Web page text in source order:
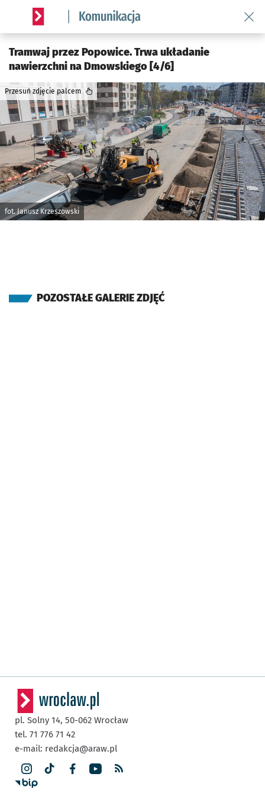
Serwis informacyjny wroclaw.pl podserwis: Komunikacja
Tramwaj przez Popowice. Trwa układanie
nawierzchni na Dmowskiego [4/6]
fot. Janusz Krzeszowski
Przesuń zdjęcie palcem
POZOSTAŁE GALERIE ZDJĘĆ
pl. Solny 14, 50-062 Wrocław
tel. 71 776 71 42
e-mail: redakcja@araw.pl